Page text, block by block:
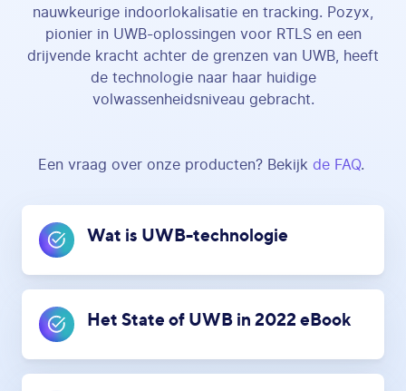
nauwkeurige indoorlokalisatie en tracking. Pozyx,
pionier in UWB-oplossingen voor RTLS en een
drijvende kracht achter de grenzen van UWB, heeft
de technologie naar haar huidige
volwassenheidsniveau gebracht.
Een vraag over onze producten? Bekijk de FAQ.
Wat is UWB-technologie
Het State of UWB in 2022 eBook